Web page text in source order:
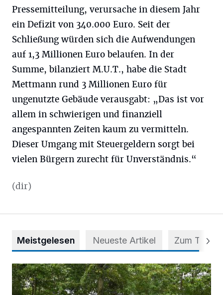
Pressemitteilung, verursache in diesem Jahr
ein Defizit von 340.000 Euro. Seit der
Schließung würden sich die Aufwendungen
auf 1,3 Millionen Euro belaufen. In der
Summe, bilanziert M.U.T., habe die Stadt
Mettmann rund 3 Millionen Euro für
ungenutzte Gebäude verausgabt: „Das ist vor
allem in schwierigen und finanziell
angespannten Zeiten kaum zu vermitteln.
Dieser Umgang mit Steuergeldern sorgt bei
vielen Bürgern zurecht für Unverständnis.“
(dir)
Meistgelesen Neueste Artikel Zum Thema
Aus Grau wird Haltung